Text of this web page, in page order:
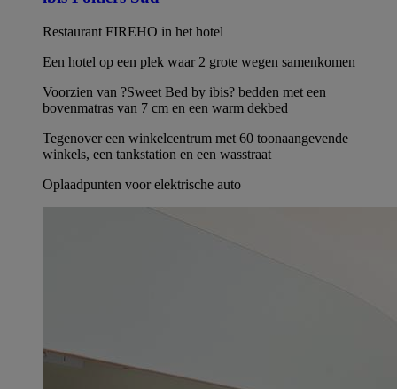
Restaurant FIREHO in het hotel
Een hotel op een plek waar 2 grote wegen samenkomen
Voorzien van ?Sweet Bed by ibis? bedden met een
bovenmatras van 7 cm en een warm dekbed
Tegenover een winkelcentrum met 60 toonaangevende
winkels, een tankstation en een wasstraat
Oplaadpunten voor elektrische auto